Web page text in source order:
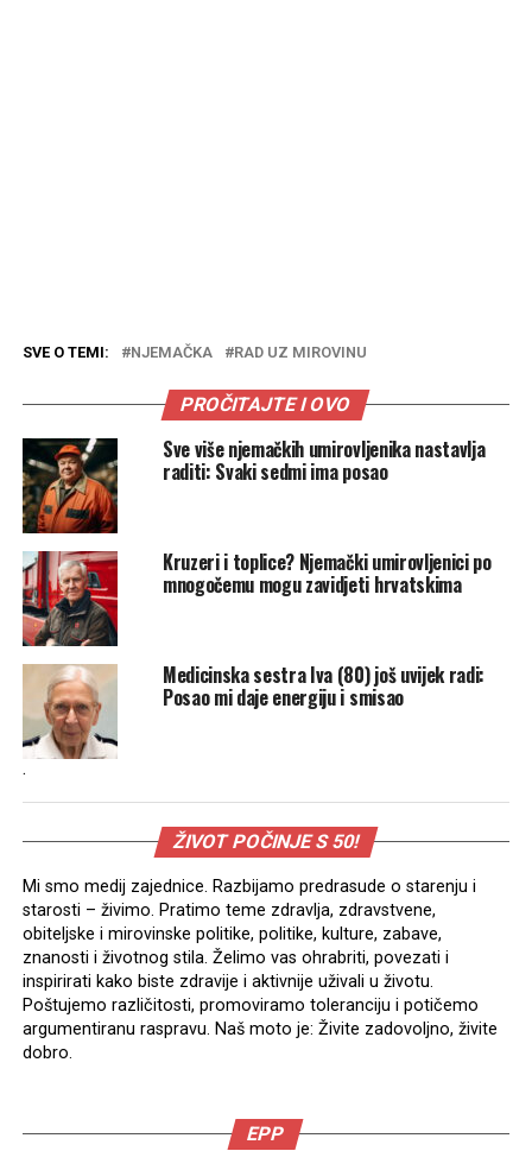
SVE O TEMI: NJEMAČKA RAD UZ MIROVINU
PROČITAJTE I OVO
Sve više njemačkih umirovljenika nastavlja
raditi: Svaki sedmi ima posao
Kruzeri i toplice? Njemački umirovljenici po
mnogočemu mogu zavidjeti hrvatskima
Medicinska sestra Iva (80) još uvijek radi:
Posao mi daje energiju i smisao
.
ŽIVOT POČINJE S 50!
Mi smo medij zajednice. Razbijamo predrasude o starenju i
starosti – živimo. Pratimo teme zdravlja, zdravstvene,
obiteljske i mirovinske politike, politike, kulture, zabave,
znanosti i životnog stila. Želimo vas ohrabriti, povezati i
inspirirati kako biste zdravije i aktivnije uživali u životu.
Poštujemo različitosti, promoviramo toleranciju i potičemo
argumentiranu raspravu. Naš moto je: Živite zadovoljno, živite
dobro.
EPP